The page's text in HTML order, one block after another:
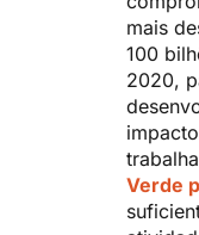
mais
100
2020,
Verde